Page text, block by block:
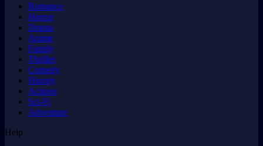
Romance
Horror
Drama
Anime
Family
Thriller
Comedy
Hisroty
Actions
Sci-Fi
Adventure
Help